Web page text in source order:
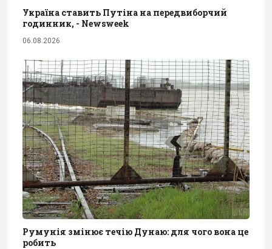
Україна ставить Путіна на передвиборчий
годинник, - Newsweek
06.08.2026
Румунія змінює течію Дунаю: для чого вона це
робить